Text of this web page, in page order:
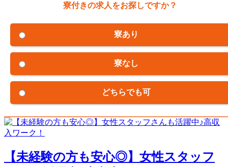
寮付きの求人をお探しですか？
寮あり
寮なし
どちらでも可
【未経験の方も安心◎】女性スタッフ